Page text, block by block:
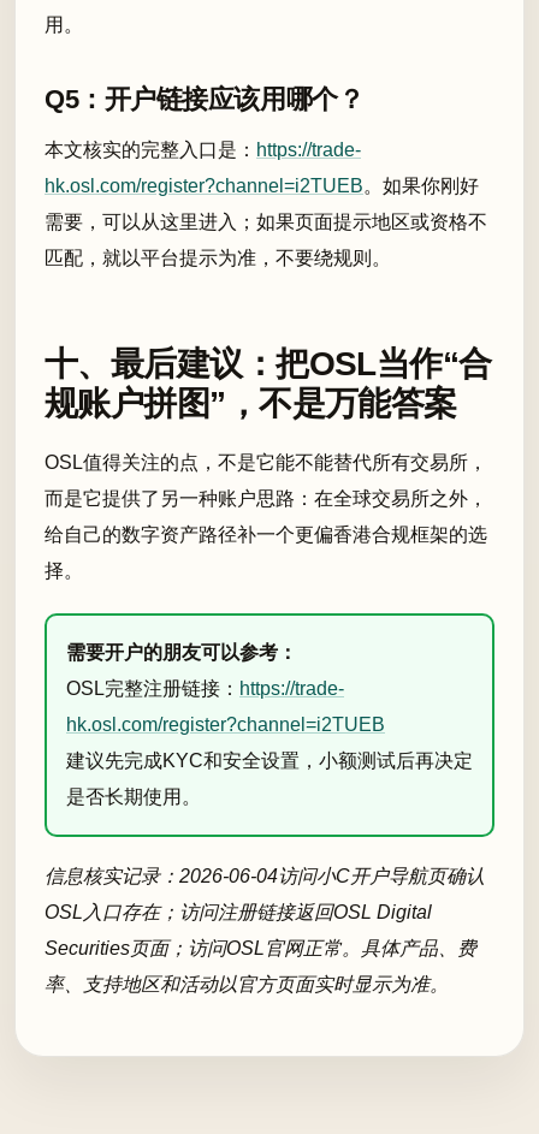
用。
Q5：开户链接应该用哪个？
本文核实的完整入口是： https://trade-
hk.osl.com/register?channel=i2TUEB。如果你刚好
需要，可以从这里进入；如果页面提示地区或资格不
匹配，就以平台提示为准，不要绕规则。
十、最后建议：把OSL当作“合
规账户拼图”，不是万能答案
OSL值得关注的点，不是它能不能替代所有交易所，
而是它提供了另一种账户思路：在全球交易所之外，
给自己的数字资产路径补一个更偏香港合规框架的选
择。
需要开户的朋友可以参考：
OSL完整注册链接： https://trade-
hk.osl.com/register?channel=i2TUEB
建议先完成KYC和安全设置，小额测试后再决定
是否长期使用。
信息核实记录：2026-06-04访问小C开户导航页确认
OSL入口存在；访问注册链接返回OSL Digital
Securities页面；访问OSL官网正常。具体产品、费
率、支持地区和活动以官方页面实时显示为准。